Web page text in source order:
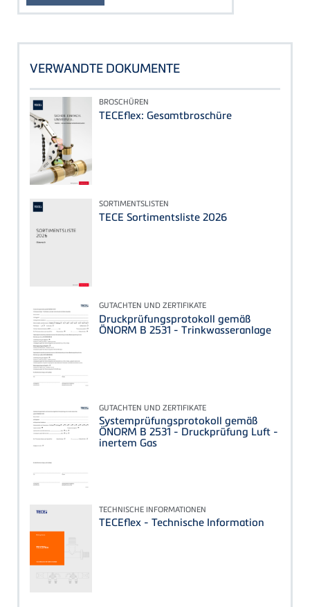
VERWANDTE DOKUMENTE
BROSCHÜREN
TECEflex: Gesamtbroschüre
SORTIMENTSLISTEN
TECE Sortimentsliste 2026
GUTACHTEN UND ZERTIFIKATE
Druckprüfungsprotokoll gemäß
ÖNORM B 2531 - Trinkwasseranlage
GUTACHTEN UND ZERTIFIKATE
Systemprüfungsprotokoll gemäß
ÖNORM B 2531 - Druckprüfung Luft -
inertem Gas
TECHNISCHE INFORMATIONEN
TECEflex - Technische Information